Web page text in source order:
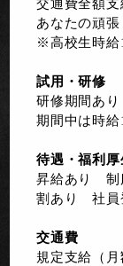
交通費全額
あなたの頑張
※高校生時給
試用・研修
研修期間あり
期間中は時給
待遇・福利厚
昇給あり 制
割あり 社員
交通費
規定支給（月